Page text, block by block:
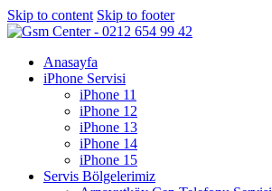
Skip to content Skip to footer
Anasayfa
iPhone Servisi
iPhone 11
iPhone 12
iPhone 13
iPhone 14
iPhone 15
Servis Bölgelerimiz